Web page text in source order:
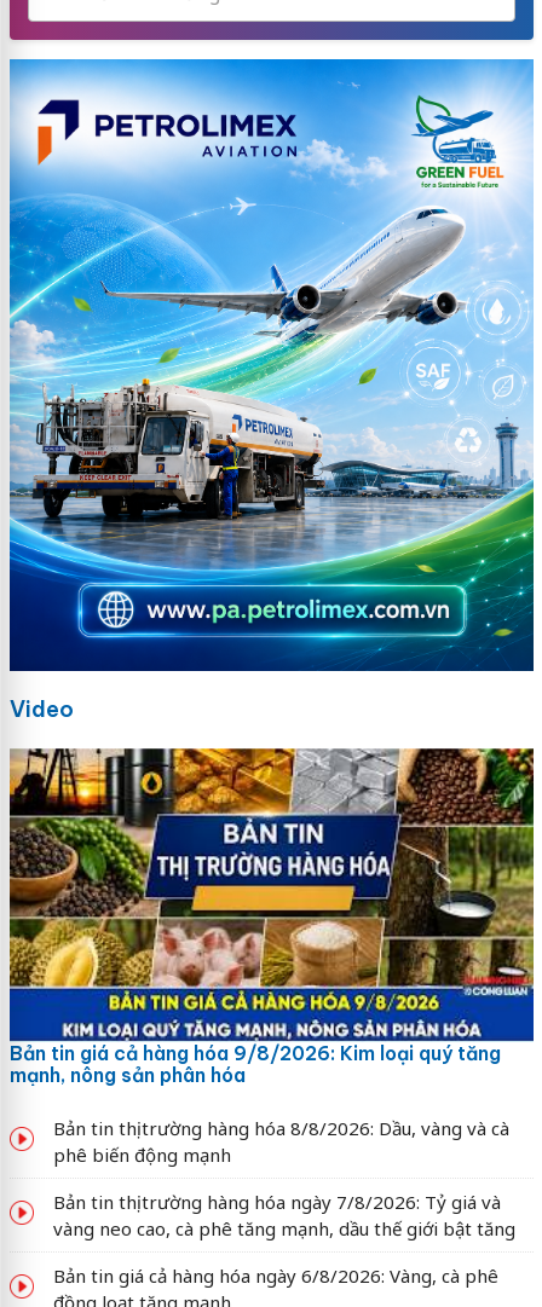
Video
Bản tin giá cả hàng hóa 9/8/2026: Kim loại quý tăng
mạnh, nông sản phân hóa
Bản tin thị trường hàng hóa 8/8/2026: Dầu, vàng và cà
phê biến động mạnh
Bản tin thị trường hàng hóa ngày 7/8/2026: Tỷ giá và
vàng neo cao, cà phê tăng mạnh, dầu thế giới bật tăng
Bản tin giá cả hàng hóa ngày 6/8/2026: Vàng, cà phê